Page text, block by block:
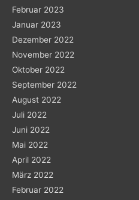
Februar 2023
Januar 2023
Dezember 2022
November 2022
Oktober 2022
September 2022
August 2022
Juli 2022
Juni 2022
Mai 2022
April 2022
März 2022
Februar 2022